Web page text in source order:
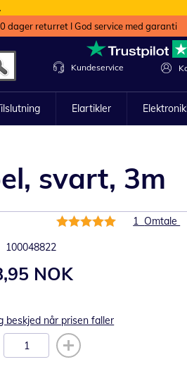
dager returret I God service med garanti
Kundeservice
Elartikler
svart, 3m
100048822
Rating:
1Omtale
NOK
beskjed når prisen faller